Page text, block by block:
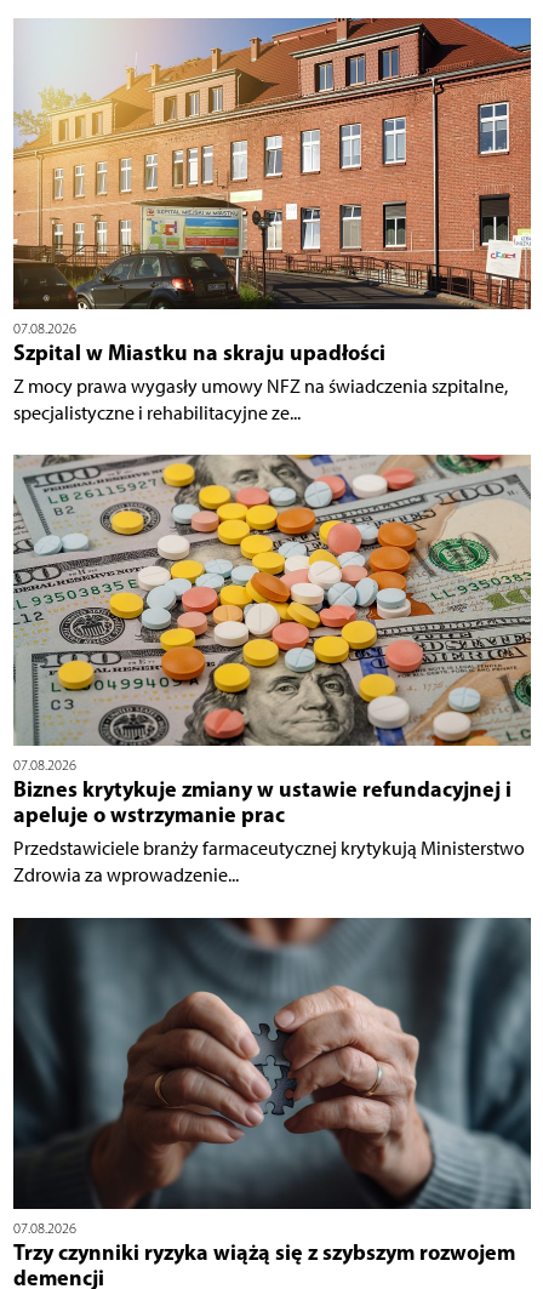
07.08.2026
Szpital w Miastku na skraju upadłości
Z mocy prawa wygasły umowy NFZ na świadczenia szpitalne,
specjalistyczne i rehabilitacyjne ze...
07.08.2026
Biznes krytykuje zmiany w ustawie refundacyjnej i
apeluje o wstrzymanie prac
Przedstawiciele branży farmaceutycznej krytykują Ministerstwo
Zdrowia za wprowadzenie...
07.08.2026
Trzy czynniki ryzyka wiążą się z szybszym rozwojem
demencji